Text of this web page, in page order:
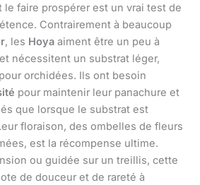
faire prospérer est un vrai test de
Contrairement à beaucoup
, les Hoya aiment être un peu à
nécessitent un substrat léger,
orchidées. Ils ont besoin
pour maintenir leur panachure et
que lorsque le substrat est
floraison, des ombelles de fleurs
est la récompense ultime.
ou guidée sur un treillis, cette
de douceur et de rareté à